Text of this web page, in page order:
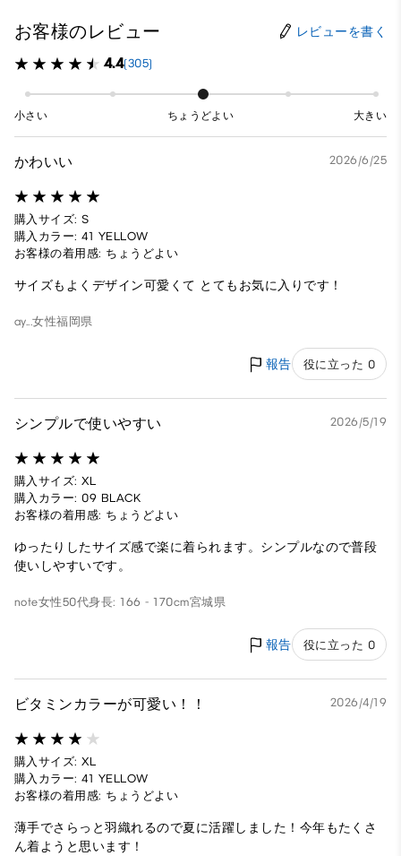
お客様のレビュー レビューを書く
4.4(305)
小さい ちょうどよい 大きい
かわいい 2026/6/25
購入サイズ: S
購入カラー: 41 YELLOW
お客様の着用感: ちょうどよい
サイズもよくデザイン可愛くて とてもお気に入りです！
ay...女性福岡県
報告 役に立った 0
シンプルで使いやすい 2026/5/19
購入サイズ: XL
購入カラー: 09 BLACK
お客様の着用感: ちょうどよい
ゆったりしたサイズ感で楽に着られます。シンプルなので普段
使いしやすいです。
note女性50代身長: 166 - 170cm宮城県
報告 役に立った 0
ビタミンカラーが可愛い！！ 2026/4/19
購入サイズ: XL
購入カラー: 41 YELLOW
お客様の着用感: ちょうどよい
薄手でさらっと羽織れるので夏に活躍しました！今年もたくさ
ん着ようと思います！